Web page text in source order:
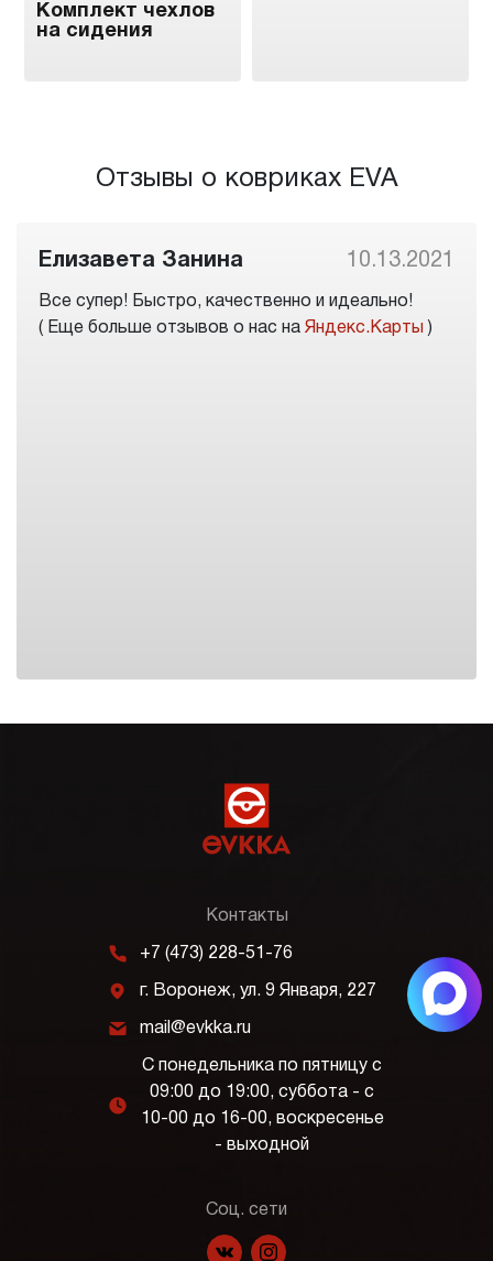
Комплект чехлов
на сидения
Отзывы о ковриках EVA
Елизавета Занина 10.13.2021
Все супер! Быстро, качественно и идеально!
( Еще больше отзывов о нас на Яндекс.Карты )
Контакты
m +7 (473) 228-51-76
j г. Воронеж, ул. 9 Января, 227
k mail@evkka.ru
l
С понедельника по пятницу с
09:00 до 19:00, суббота - с
10-00 до 16-00, воскресенье
- выходной
Соц. сети
f p